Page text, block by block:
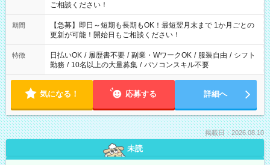
ご相談ください！
期間
【急募】即日～短期も長期もOK！最短翌月末まで 1か月ごとの
更新が可能！開始日もご相談ください！
特徴 日払いOK / 履歴書不要 / 副業・WワークOK / 服装自由 / シフト
勤務 / 10名以上の大量募集 / パソコンスキル不要
気になる！ 応募する 詳細へ
掲載日：2026.08.10
未読